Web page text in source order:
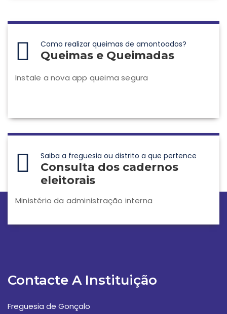
Como realizar queimas de amontoados?
Queimas e Queimadas
Instale a nova app queima segura
Saiba a freguesia ou distrito a que pertence
Consulta dos cadernos
eleitorais
Ministério da administração interna
Contacte A Instituição
Freguesia de Gonçalo